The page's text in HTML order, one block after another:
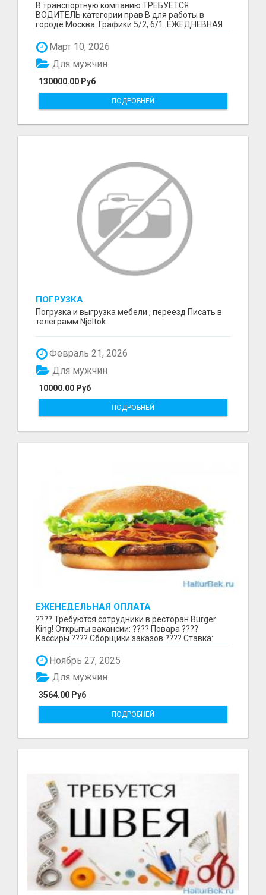
В транспортную компанию ТРЕБУЕТСЯ
ВОДИТЕЛЬ категории прав В для работы в
городе Москва. Графики 5/2, 6/1. ЕЖЕДНЕВНАЯ
Март 10, 2026
130000.00 Руб
Для мужчин
ПОДРОБНЕЙ
ПОГРУЗКА
Погрузка и выгрузка мебели , переезд Писать в
телеграмм Njeltok
Февраль 21, 2026
10000.00 Руб
Для мужчин
ПОДРОБНЕЙ
ЕЖЕНЕДЕЛЬНАЯ ОПЛАТА
???? Требуются сотрудники в ресторан Burger
King! Открыты вакансии: ???? Повара ????
Кассиры ???? Сборщики заказов ???? Ставка:
Ноябрь 27, 2025
3564.00 Руб
Для мужчин
ПОДРОБНЕЙ